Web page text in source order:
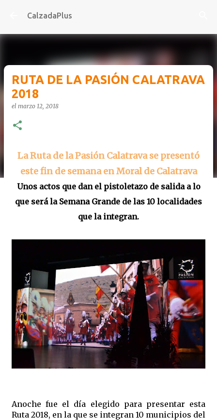
Ir al contenido principal
CalzadaPlus
RUTA DE LA PASIÓN CALATRAVA
2018
el marzo 12, 2018
La Ruta de la Pasión Calatrava se presentó
este fin de semana en Moral de Calatrava
Unos actos que dan el pistoletazo de salida a lo
que será la Semana Grande de las 10 localidades
que la integran.
Anoche fue el día elegido para presentar esta
Ruta 2018, en la que se integran 10 municipios del